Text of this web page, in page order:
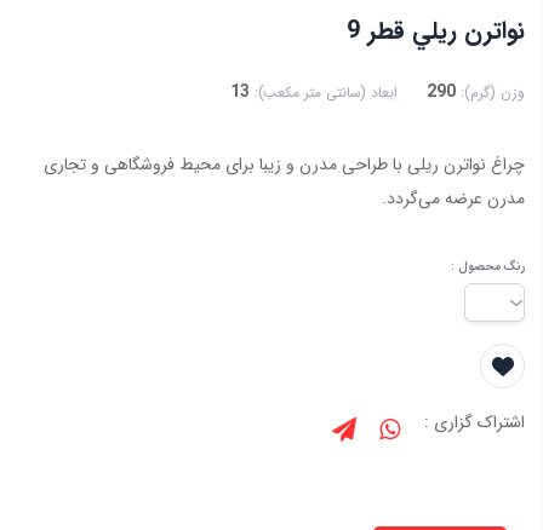
نواترن ريلي قطر 9
وزن (گرم): 290 ابعاد (سانتی متر مکعب): 13
چراغ نواترن ریلی با طراحی مدرن و زیبا برای محیط فروشگاهی و تجاری
مدرن عرضه می‌گردد.
رنگ محصول :
اشتراک گزاری :